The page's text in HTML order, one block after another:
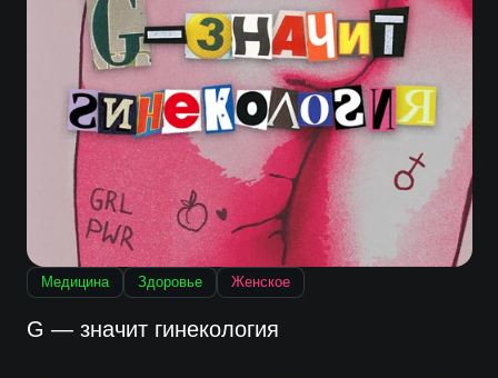
Медицина Здоровье Женское
G — значит гинекология